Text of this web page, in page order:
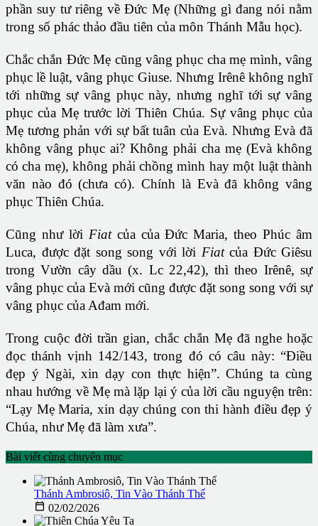
phần suy tư riêng về Đức Mẹ (Những gì đang nói nằm
trong số phác thảo đầu tiên của môn Thánh Mẫu học).
Chắc chắn Đức Mẹ cũng vâng phục cha mẹ mình, vâng
phục lề luật, vâng phục Giuse. Nhưng Irênê không nghĩ
tới những sự vâng phục này, nhưng nghĩ tới sự vâng
phục của Mẹ trước lời Thiên Chúa. Sự vâng phục của
Mẹ tương phản với sự bất tuân của Evà. Nhưng Evà đã
không vâng phục ai? Không phải cha mẹ (Evà không
có cha mẹ), không phải chồng mình hay một luật thành
văn nào đó (chưa có). Chính là Evà đã không vâng
phục Thiên Chúa.
Cũng như lời Fiat của của Đức Maria, theo Phúc âm
Luca, được đặt song song với lời Fiatcủa Đức Giêsu
trong Vườn cây dầu (x. Lc 22,42), thì theo Irênê, sự
vâng phục của Evà mới cũng được đặt song song với sự
vâng phục của Ađam mới.
Trong cuộc đời trần gian, chắc chắn Mẹ đã nghe hoặc
đọc thánh vịnh 142/143, trong đó có câu này: “Điều
đẹp ý Ngài, xin dạy con thực hiện”. Chúng ta cùng
nhau hướng về Mẹ mà lặp lại ý của lời cầu nguyện trên:
“Lạy Mẹ Maria, xin dạy chúng con thi hành điều đẹp ý
Chúa, như Mẹ đã làm xưa”.
Bài viết cùng chuyên mục
Thánh Ambrosiô, Tin Vào Thánh Thể
 02/02/2026